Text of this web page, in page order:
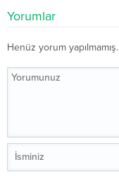
Yorumlar
Henüz yorum yapılmamış.